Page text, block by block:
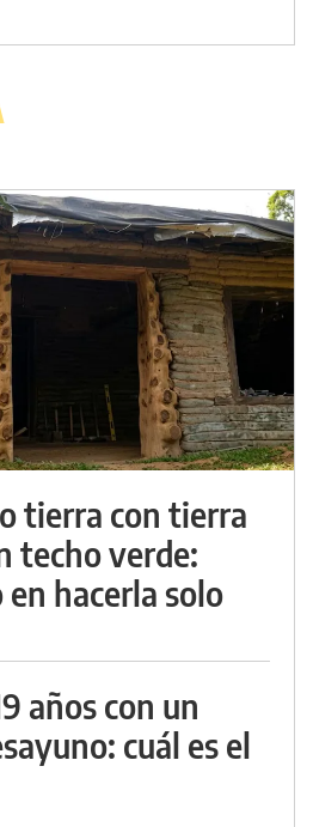
tierra con tierra
techo verde:
hacerla solo
años con un
cuál es el